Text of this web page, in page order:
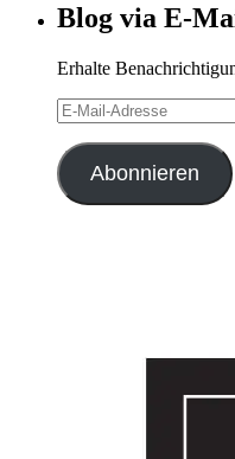
Blog via E-
Erhalte
E-
Mail-
Adresse
Abonnieren